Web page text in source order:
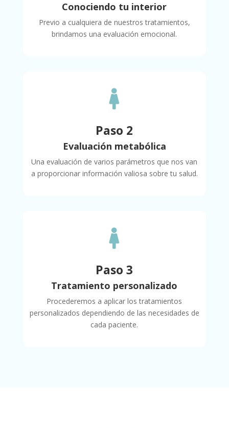
Conociendo tu interior
Previo a cualquiera de nuestros tratamientos,
brindamos una evaluación emocional.

Paso 2
Evaluación metabólica
Una evaluación de varios parámetros que nos van
a proporcionar información valiosa sobre tu salud.

Paso 3
Tratamiento personalizado
Procederemos a aplicar los tratamientos
personalizados dependiendo de las necesidades de
cada paciente.